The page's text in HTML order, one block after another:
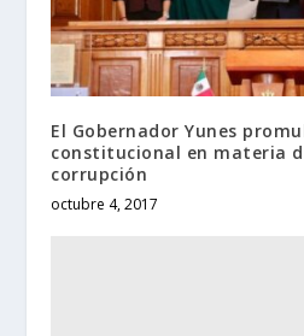
El Gobernador Yunes
constitucional en materia
corrupción
octubre 4, 2017